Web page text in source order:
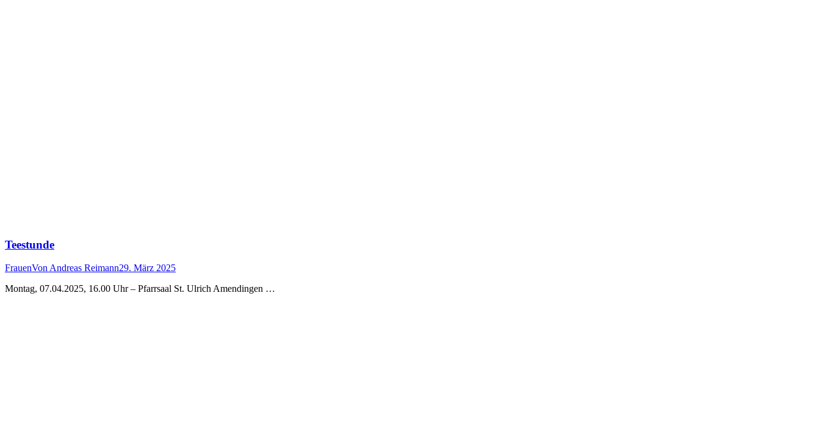
Teestunde
FrauenVonAndreas Reimann29. März 2025
Montag, 07.04.2025, 16.00 Uhr – Pfarrsaal St. Ulrich Amendingen …